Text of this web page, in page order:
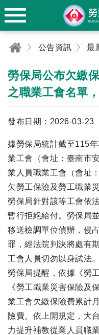
公告資訊 最
勞保局公布欠繳
之職業工會名單
發布日期：2026-03-23
據勞保局統計截至115
業工會（會址：臺南市
業人員職業工會（會址
欠勞工保險及勞工職業
勞保局針對該等工會依
暫行拒絕給付。勞保局
移送檢調單位偵辦，侵
罪，經法院判決將處有
工會人員切勿以身試法。
勞保局提醒，依據《勞
《勞工職業災害保險及
業工會欠繳保險費累計
險費。依上開規定，大
力提升補教從業人員職